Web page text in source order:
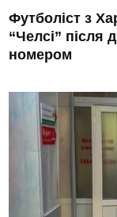
Футболіст з
“Челсі” після
номером